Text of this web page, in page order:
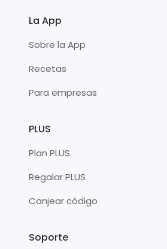
La App
Sobre la App
Recetas
Para empresas
PLUS
Plan PLUS
Regalar PLUS
Canjear código
Soporte